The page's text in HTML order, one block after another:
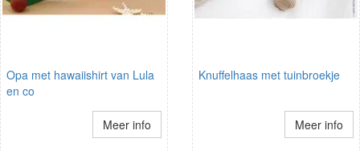
Opa met hawaiishirt van Lula
en co
Meer info
Knuffelhaas met tuinbroekje
Meer info